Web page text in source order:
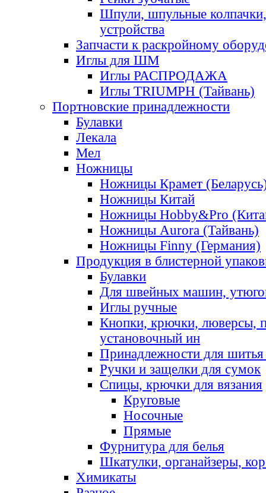
Шпули, шпульные
устройства
Запчасти к раскройному
Иглы для ШМ
Иглы РАСПРОДАЖА
Иглы TRIUMPH (Тайвань)
Портновские принадлежности
Булавки
Лекала
Мел
Ножницы
Ножницы Крамет
Ножницы Китай
Ножницы Hobby&Pro
Ножницы Aurora (Тайвань)
Ножницы Finny (Германия)
Продукция в блистерной
Булавки
Для швейных машин,
Иглы ручные
Кнопки, крючки, люверсы,
установочный ин
Принадлежности для шитья
Ручки и защелки для сумок
Спицы, крючки для вязания
Круговые
Носочные
Прямые
Фурнитура для белья
Шкатулки, органайзеры,
Химикаты